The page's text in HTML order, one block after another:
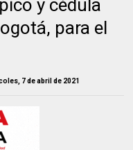
y cédula
para el
7 de abril de 2021